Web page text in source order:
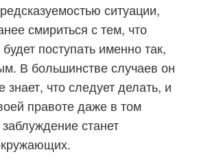
ситуации,
смириться с тем, что
поступать именно так,
В большинстве случаев он
знает, что следует делать, и
правоте даже в том
станет